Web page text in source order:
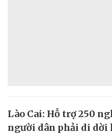
Lào Cai: Hỗ trợ 250
người dân phải di dời